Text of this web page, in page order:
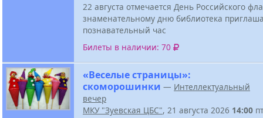
22 августа отмечается День Российского
знаменательному дню библиотека
познавательный час
Билеты в наличии: 70
«Веселые страницы»:
скоморошинки — Интеллектуальный
вечер
МКУ "Зуевская ЦБС", 21 августа 2026 14:00 пт